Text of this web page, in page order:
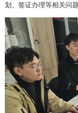
划、签证办理等相关问